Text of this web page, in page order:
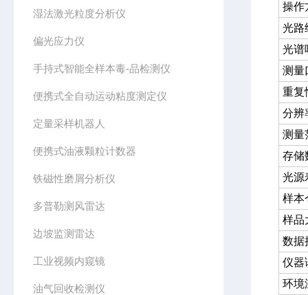
湿法激光粒度分析仪
偏光应力仪
手持式智能全样本毒-品检测仪
便携式全自动运动粘度测定仪
定量采样机器人
便携式油液颗粒计数器
铁磁性磨屑分析仪
多普勒测风雷达
边坡监测雷达
工业视频内窥镜
油气回收检测仪
操作
光路
光谱
测量
重复
分辨
测量
存储
光源
样本
样品
数据
仪器
环境